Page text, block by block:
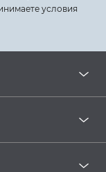
условия